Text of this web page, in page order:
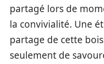
partagé lors de
la convivialité. Une
partage de cette
seulement de